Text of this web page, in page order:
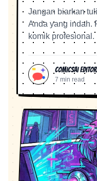
Jangan biarkan
Anda yang indah.
komik profesional.
ComicsAI
7 min read